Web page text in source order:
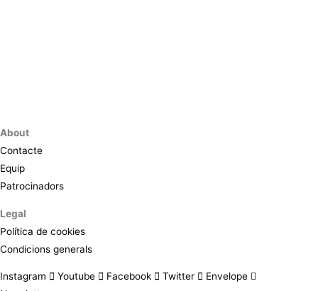
About
Contacte
Equip
Patrocinadors
Legal
Política de cookies
Condicions generals
Instagram Youtube Facebook Twitter
Envelope